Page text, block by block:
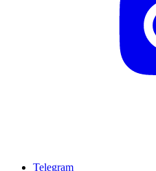
Telegram